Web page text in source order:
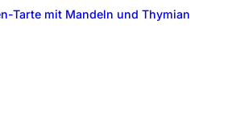
Tarte mit Mandeln und Thymian